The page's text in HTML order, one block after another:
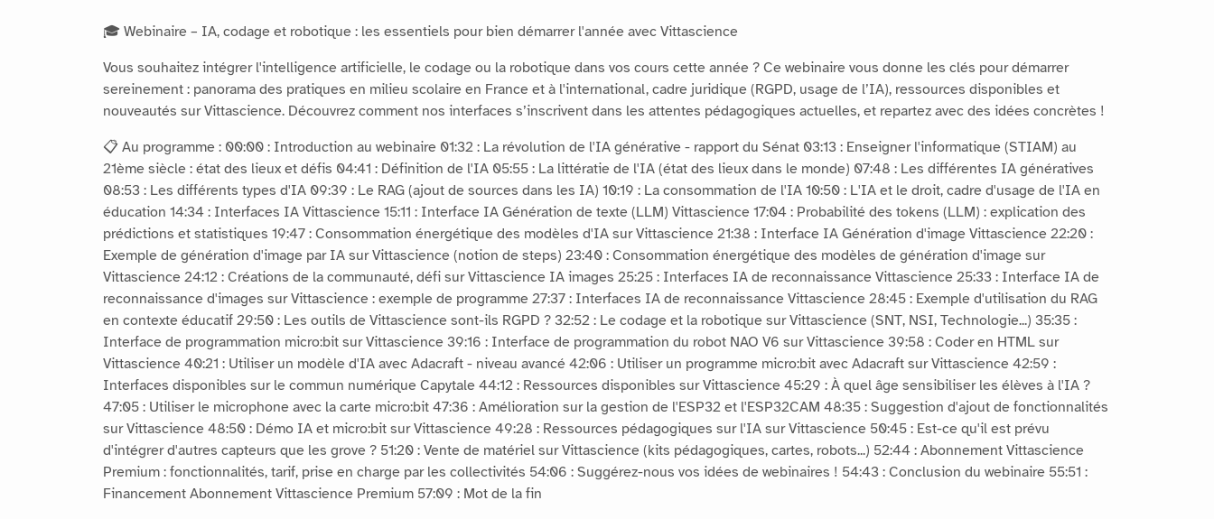
🎓 Webinaire – IA, codage et robotique : les essentiels pour bien démarrer l'année avec Vittascience
Vous souhaitez intégrer l'intelligence artificielle, le codage ou la robotique dans vos cours cette année ? Ce webinaire vous donne les clés pour démarrer
sereinement : panorama des pratiques en milieu scolaire en France et à l'international, cadre juridique (RGPD, usage de l’IA), ressources disponibles et
nouveautés sur Vittascience. Découvrez comment nos interfaces s’inscrivent dans les attentes pédagogiques actuelles, et repartez avec des idées concrètes !
📋 Au programme : 00:00 : Introduction au webinaire 01:32 : La révolution de l'IA générative - rapport du Sénat 03:13 : Enseigner l'informatique (STIAM) au
21ème siècle : état des lieux et défis 04:41 : Définition de l'IA 05:55 : La littératie de l'IA (état des lieux dans le monde) 07:48 : Les différentes IA génératives
08:53 : Les différents types d'IA 09:39 : Le RAG (ajout de sources dans les IA) 10:19 : La consommation de l'IA 10:50 : L'IA et le droit, cadre d'usage de l'IA en
éducation 14:34 : Interfaces IA Vittascience 15:11 : Interface IA Génération de texte (LLM) Vittascience 17:04 : Probabilité des tokens (LLM) : explication des
prédictions et statistiques 19:47 : Consommation énergétique des modèles d'IA sur Vittascience 21:38 : Interface IA Génération d'image Vittascience 22:20 :
Exemple de génération d'image par IA sur Vittascience (notion de steps) 23:40 : Consommation énergétique des modèles de génération d'image sur
Vittascience 24:12 : Créations de la communauté, défi sur Vittascience IA images 25:25 : Interfaces IA de reconnaissance Vittascience 25:33 : Interface IA de
reconnaissance d'images sur Vittascience : exemple de programme 27:37 : Interfaces IA de reconnaissance Vittascience 28:45 : Exemple d'utilisation du RAG
en contexte éducatif 29:50 : Les outils de Vittascience sont-ils RGPD ? 32:52 : Le codage et la robotique sur Vittascience (SNT, NSI, Technologie...) 35:35 :
Interface de programmation micro:bit sur Vittascience 39:16 : Interface de programmation du robot NAO V6 sur Vittascience 39:58 : Coder en HTML sur
Vittascience 40:21 : Utiliser un modèle d'IA avec Adacraft - niveau avancé 42:06 : Utiliser un programme micro:bit avec Adacraft sur Vittascience 42:59 :
Interfaces disponibles sur le commun numérique Capytale 44:12 : Ressources disponibles sur Vittascience 45:29 : À quel âge sensibiliser les élèves à l'IA ?
47:05 : Utiliser le microphone avec la carte micro:bit 47:36 : Amélioration sur la gestion de l'ESP32 et l'ESP32CAM 48:35 : Suggestion d'ajout de fonctionnalités
sur Vittascience 48:50 : Démo IA et micro:bit sur Vittascience 49:28 : Ressources pédagogiques sur l'IA sur Vittascience 50:45 : Est-ce qu'il est prévu
d'intégrer d'autres capteurs que les grove ? 51:20 : Vente de matériel sur Vittascience (kits pédagogiques, cartes, robots...) 52:44 : Abonnement Vittascience
Premium : fonctionnalités, tarif, prise en charge par les collectivités 54:06 : Suggérez-nous vos idées de webinaires ! 54:43 : Conclusion du webinaire 55:51 :
Financement Abonnement Vittascience Premium 57:09 : Mot de la fin